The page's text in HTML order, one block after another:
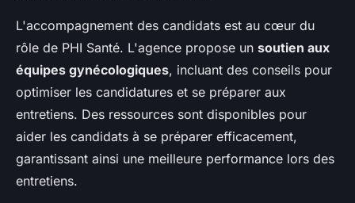
L'accompagnement des candidats est au cœur du
rôle de PHI Santé. L'agence propose un soutien aux
équipes gynécologiques, incluant des conseils pour
optimiser les candidatures et se préparer aux
entretiens. Des ressources sont disponibles pour
aider les candidats à se préparer efficacement,
garantissant ainsi une meilleure performance lors des
entretiens.